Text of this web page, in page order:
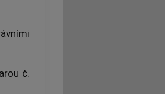
č.